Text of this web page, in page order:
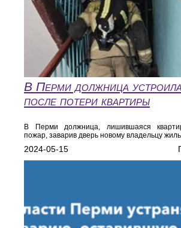
В Перми должница
после потери квартиры
В Перми должница, лишившаяся
пожар, заварив дверь новому владельцу
2024-05-15